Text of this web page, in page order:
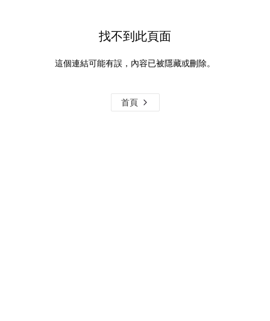
找不到此頁面
這個連結可能有誤，內容已被隱藏或刪除。
首頁